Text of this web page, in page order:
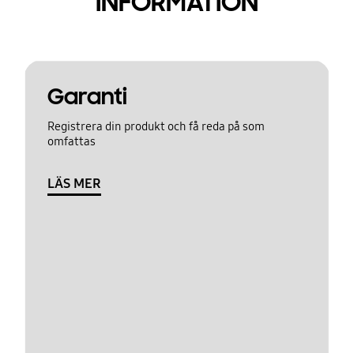
Garanti
Registrera din produkt och få reda på som
omfattas
LÄS MER